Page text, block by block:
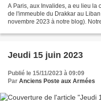
A Paris, aux Invalides, a eu lieu la
de l'immeuble du Drakkar au
novembre 2023 à notre blog).
Jeudi 15 juin 2023
Publié le 15/11/2023 à 09:09
Par Anciens Poste aux Armées